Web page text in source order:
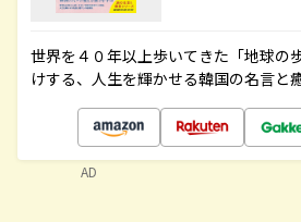
世界を４０年以上歩いてきた「地球の
けする、人生を輝かせる韓国の名言と
AD